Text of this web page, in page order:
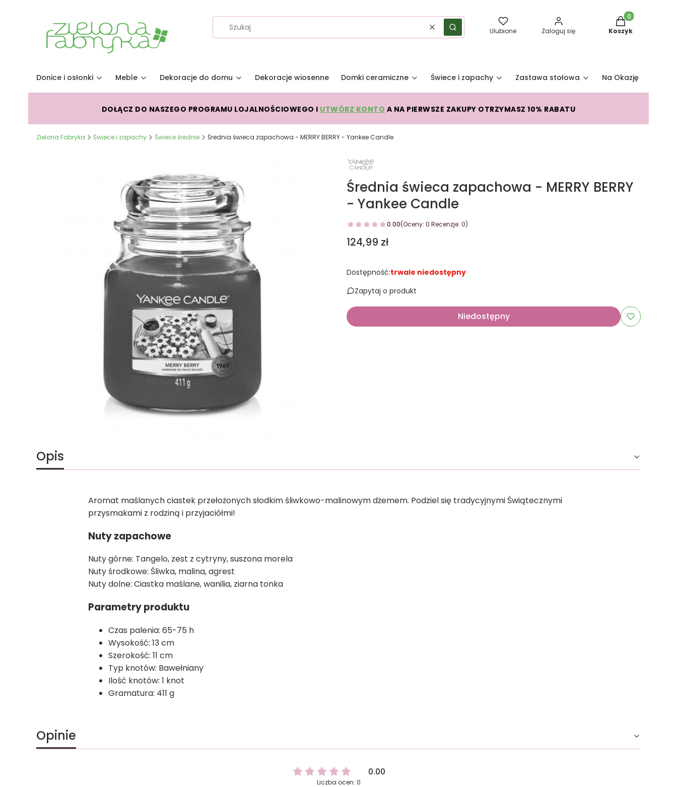
WyczyśćSzukaj Ulubione Zaloguj się
Produkty w
Koszyk
Donice i osłonki Meble Dekoracje do domu Dekoracje wiosenne Domki ceramiczne Świece i zapachy Zastawa stołowa Na Okazję
DOŁĄCZ DO NASZEGO PROGRAMU LOJALNOŚCIOWEGO I UTWÓRZ KONTO A NA PIERWSZE ZAKUPY OTRZYMASZ 10% RABATU
Zielona Fabryka Świece i zapachy Świece średnie Średnia świeca zapachowa - MERRY BERRY - Yankee Candle
Średnia świeca zapachowa - MERRY BERRY
- Yankee Candle
0.00(Oceny: 0 Recenzje: 0)
Cena
124,99 zł
Dostępność:trwale niedostępny
Zapytaj o produkt
Niedostępny
Opis
Aromat maślanych ciastek przełożonych słodkim śliwkowo-malinowym dżemem. Podziel się tradycyjnymi Świątecznymi
przysmakami z rodziną i przyjaciółmi!
Nuty zapachowe
Nuty górne: Tangelo, zest z cytryny, suszona morela
Nuty środkowe: Śliwka, malina, agrest
Nuty dolne: Ciastka maślane, wanilia, ziarna tonka
Parametry produktu
Czas palenia: 65-75 h
Wysokość: 13 cm
Szerokość: 11 cm
Typ knotów: Bawełniany
Ilość knotów: 1 knot
Gramatura: 411 g
Opinie
0.00
Liczba ocen: 0